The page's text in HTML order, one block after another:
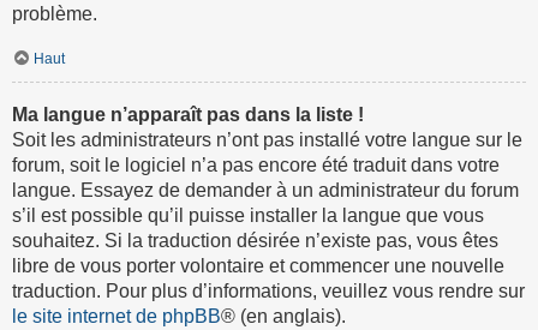
problème.
Haut
Ma langue n’apparaît pas dans la liste !
Soit les administrateurs n’ont pas installé votre langue sur le
forum, soit le logiciel n’a pas encore été traduit dans votre
langue. Essayez de demander à un administrateur du forum
s’il est possible qu’il puisse installer la langue que vous
souhaitez. Si la traduction désirée n’existe pas, vous êtes
libre de vous porter volontaire et commencer une nouvelle
traduction. Pour plus d’informations, veuillez vous rendre sur
le site internet de phpBB® (en anglais).